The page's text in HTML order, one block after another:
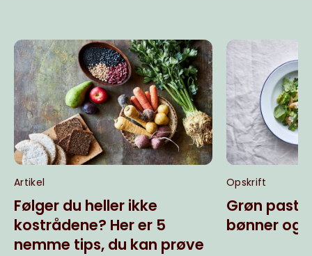
Artikel
Følger du heller ikke
kostrådene? Her er 5
nemme tips, du kan prøve
Opskrift
Grøn
bønner og